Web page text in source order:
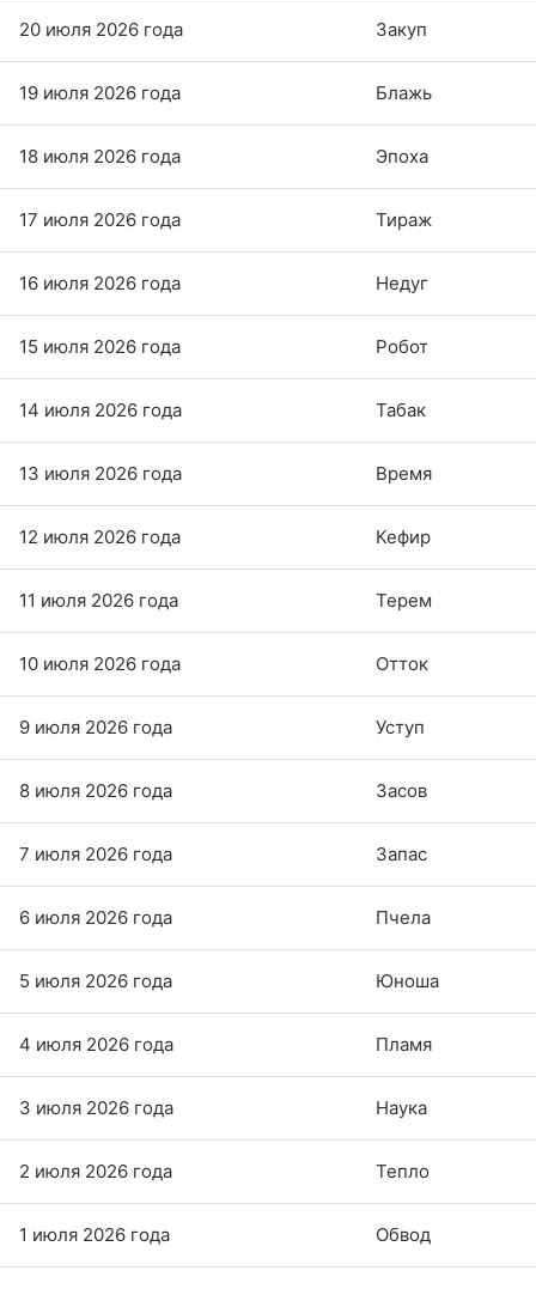
20 июля 2026 года Закуп
19 июля 2026 года Блажь
18 июля 2026 года Эпоха
17 июля 2026 года Тираж
16 июля 2026 года Недуг
15 июля 2026 года Робот
14 июля 2026 года Табак
13 июля 2026 года Время
12 июля 2026 года Кефир
11 июля 2026 года Терем
10 июля 2026 года Отток
9 июля 2026 года Уступ
8 июля 2026 года Засов
7 июля 2026 года Запас
6 июля 2026 года Пчела
5 июля 2026 года Юноша
4 июля 2026 года Пламя
3 июля 2026 года Наука
2 июля 2026 года Тепло
1 июля 2026 года Обвод